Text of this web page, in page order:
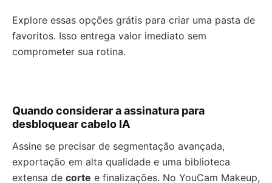
Explore essas opções grátis para criar uma pasta de
favoritos. Isso entrega valor imediato sem
comprometer sua rotina.
Quando considerar a assinatura para
desbloquear cabelo IA
Assine se precisar de segmentação avançada,
exportação em alta qualidade e uma biblioteca
extensa de corte e finalizações. No YouCam Makeup,